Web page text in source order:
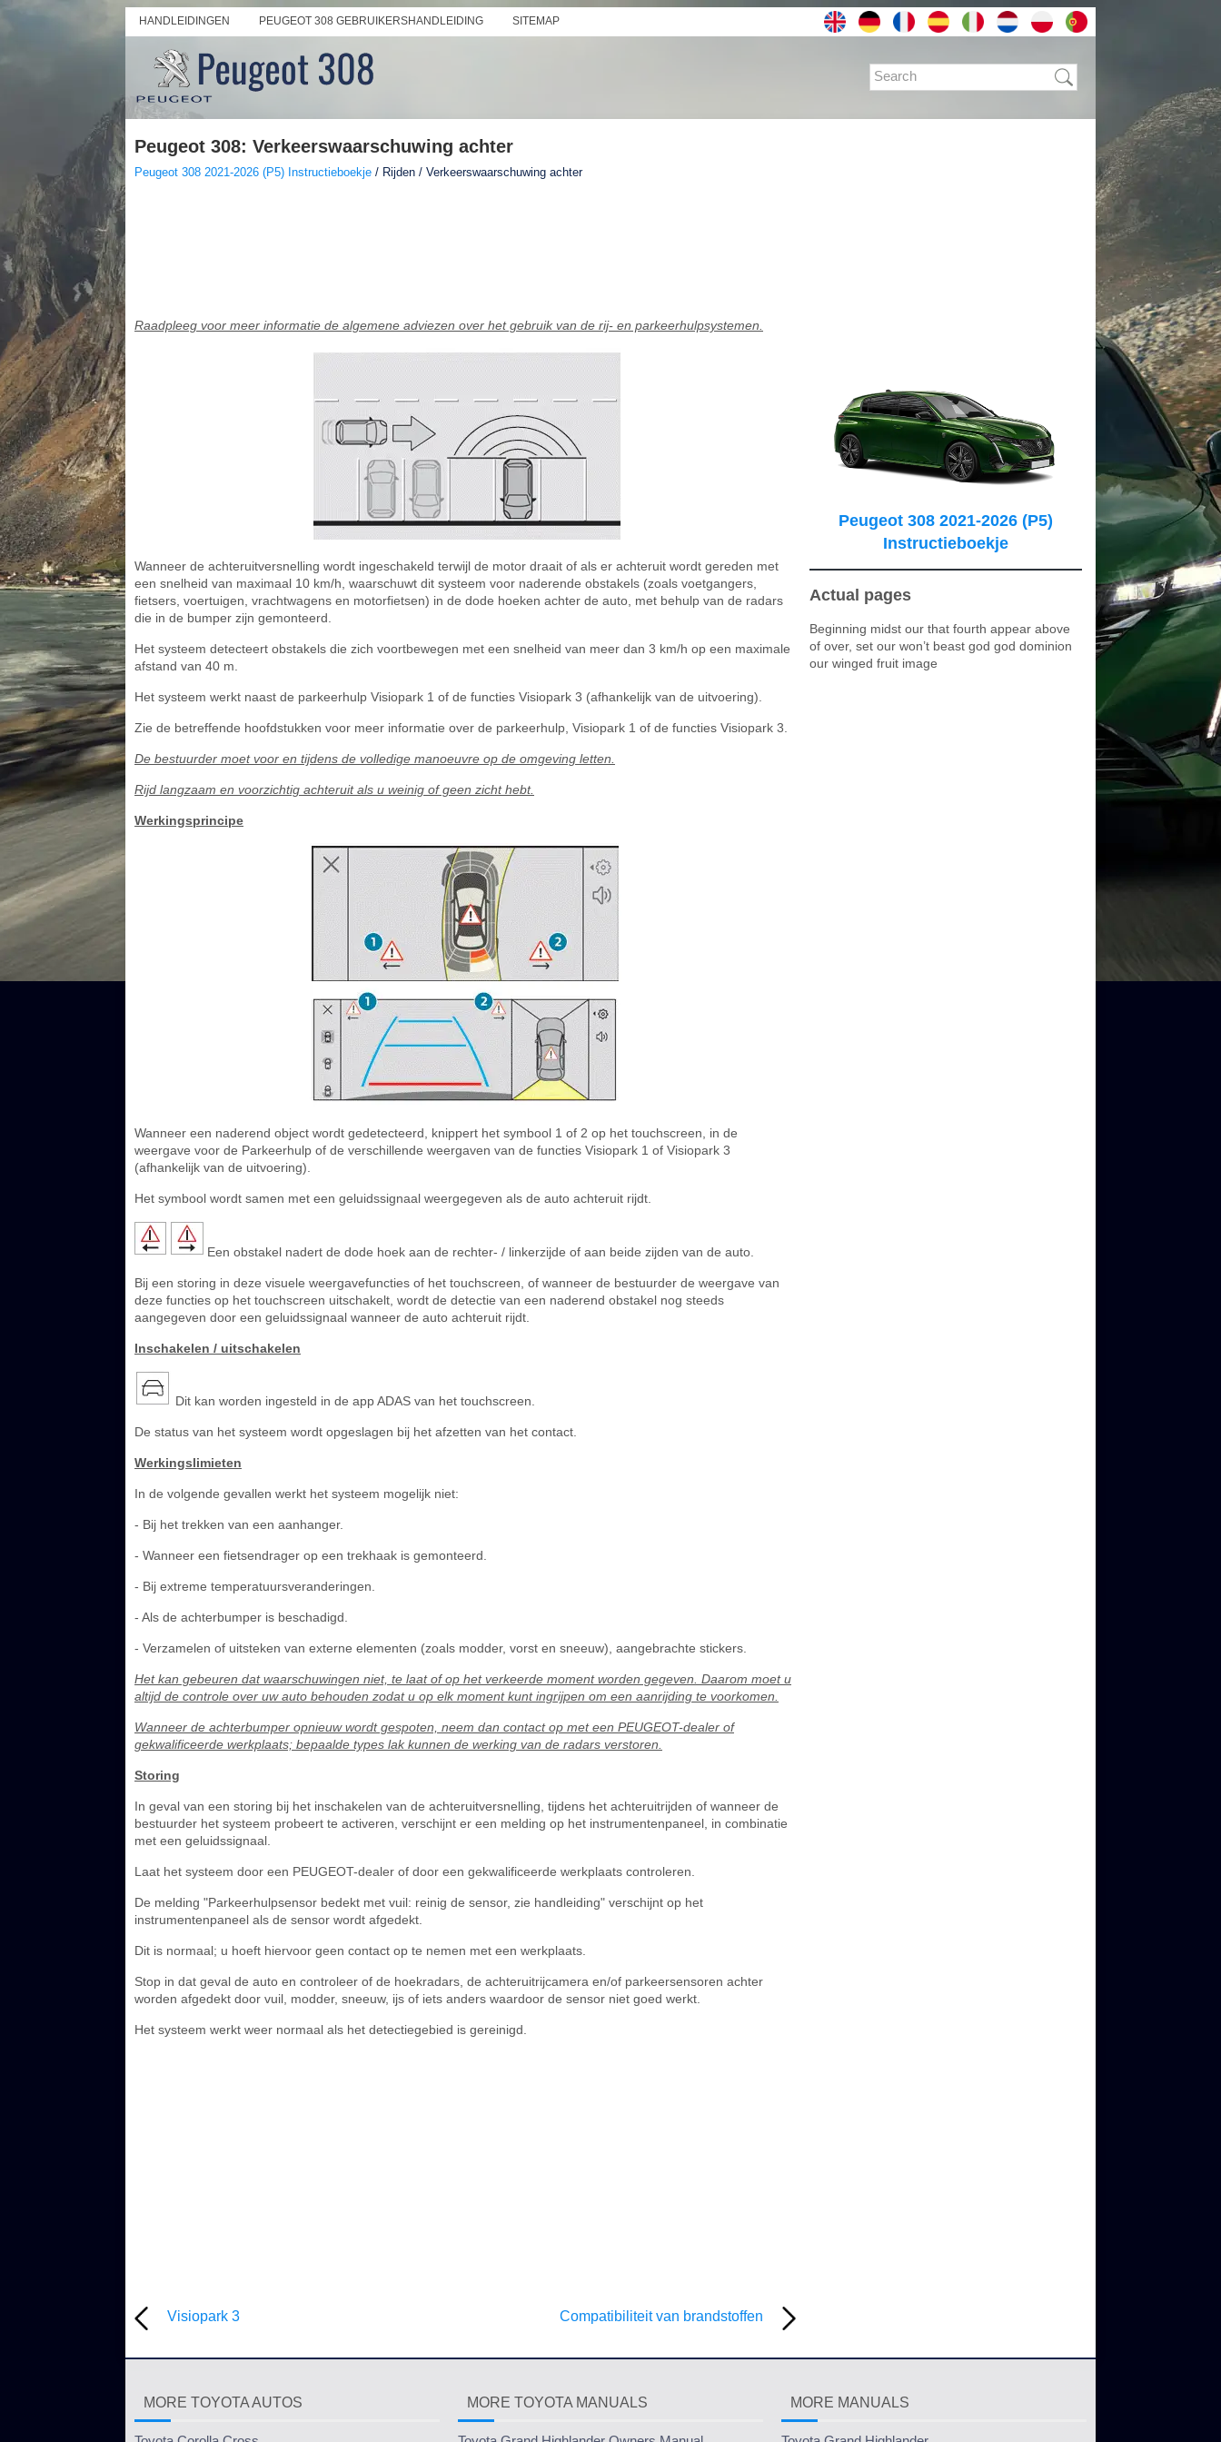
HANDLEIDINGEN PEUGEOT 308 GEBRUIKERSHANDLEIDING SITEMAP
Peugeot 308: Verkeerswaarschuwing achter
Peugeot 308 2021-2026 (P5) Instructieboekje / Rijden / Verkeerswaarschuwing achter
Raadpleeg voor meer informatie de algemene adviezen over het gebruik van de rij- en parkeerhulpsystemen.
Wanneer de achteruitversnelling wordt ingeschakeld terwijl de motor draait of als er achteruit wordt gereden met
een snelheid van maximaal 10 km/h, waarschuwt dit systeem voor naderende obstakels (zoals voetgangers,
fietsers, voertuigen, vrachtwagens en motorfietsen) in de dode hoeken achter de auto, met behulp van de radars
die in de bumper zijn gemonteerd.
Het systeem detecteert obstakels die zich voortbewegen met een snelheid van meer dan 3 km/h op een maximale
afstand van 40 m.
Het systeem werkt naast de parkeerhulp Visiopark 1 of de functies Visiopark 3 (afhankelijk van de uitvoering).
Zie de betreffende hoofdstukken voor meer informatie over de parkeerhulp, Visiopark 1 of de functies Visiopark 3.
De bestuurder moet voor en tijdens de volledige manoeuvre op de omgeving letten.
Rijd langzaam en voorzichtig achteruit als u weinig of geen zicht hebt.
Werkingsprincipe
Wanneer een naderend object wordt gedetecteerd, knippert het symbool 1 of 2 op het touchscreen, in de
weergave voor de Parkeerhulp of de verschillende weergaven van de functies Visiopark 1 of Visiopark 3
(afhankelijk van de uitvoering).
Het symbool wordt samen met een geluidssignaal weergegeven als de auto achteruit rijdt.
Een obstakel nadert de dode hoek aan de rechter- / linkerzijde of aan beide zijden van de auto.
Bij een storing in deze visuele weergavefuncties of het touchscreen, of wanneer de bestuurder de weergave van
deze functies op het touchscreen uitschakelt, wordt de detectie van een naderend obstakel nog steeds
aangegeven door een geluidssignaal wanneer de auto achteruit rijdt.
Inschakelen / uitschakelen
Dit kan worden ingesteld in de app ADAS van het touchscreen.
De status van het systeem wordt opgeslagen bij het afzetten van het contact.
Werkingslimieten
In de volgende gevallen werkt het systeem mogelijk niet:
- Bij het trekken van een aanhanger.
- Wanneer een fietsendrager op een trekhaak is gemonteerd.
- Bij extreme temperatuursveranderingen.
- Als de achterbumper is beschadigd.
- Verzamelen of uitsteken van externe elementen (zoals modder, vorst en sneeuw), aangebrachte stickers.
Het kan gebeuren dat waarschuwingen niet, te laat of op het verkeerde moment worden gegeven. Daarom moet u
altijd de controle over uw auto behouden zodat u op elk moment kunt ingrijpen om een aanrijding te voorkomen.
Wanneer de achterbumper opnieuw wordt gespoten, neem dan contact op met een PEUGEOT-dealer of
gekwalificeerde werkplaats; bepaalde types lak kunnen de werking van de radars verstoren.
Storing
In geval van een storing bij het inschakelen van de achteruitversnelling, tijdens het achteruitrijden of wanneer de
bestuurder het systeem probeert te activeren, verschijnt er een melding op het instrumentenpaneel, in combinatie
met een geluidssignaal.
Laat het systeem door een PEUGEOT-dealer of door een gekwalificeerde werkplaats controleren.
De melding "Parkeerhulpsensor bedekt met vuil: reinig de sensor, zie handleiding" verschijnt op het
instrumentenpaneel als de sensor wordt afgedekt.
Dit is normaal; u hoeft hiervoor geen contact op te nemen met een werkplaats.
Stop in dat geval de auto en controleer of de hoekradars, de achteruitrijcamera en/of parkeersensoren achter
worden afgedekt door vuil, modder, sneeuw, ijs of iets anders waardoor de sensor niet goed werkt.
Het systeem werkt weer normaal als het detectiegebied is gereinigd.
Visiopark 3 Compatibiliteit van brandstoffen
Peugeot 308 2021-2026 (P5)
Instructieboekje
Actual pages
Beginning midst our that fourth appear above
of over, set our won’t beast god god dominion
our winged fruit image
MORE TOYOTA AUTOS MORE TOYOTA MANUALS MORE MANUALS